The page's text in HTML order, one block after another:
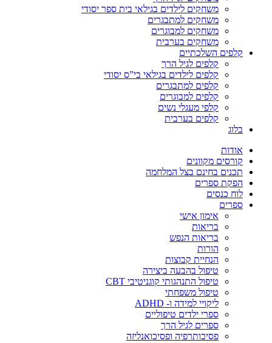
משחקים לילדים בגילאי בית ספר יסודי
משחקים למתבגרים
משחקים למבוגרים
משחקים בערבית
קלפים השלכתיים
קלפים לגיל הרך
קלפים לילדים בגילאי בי”ס יסודי
קלפים למתבגרים
קלפים למבוגרים
קלפי מעגלי נשים
קלפים בערבית
בלוג
אודות
קורסים מקוונים
תכנים בחינם בצל המלחמה
הפקת ספרים
לוח כנסים
ספרים
אימון אישי
בריאות
בריאות הנפש
הורות
הנחיית קבוצות
טיפול בהבעה ביצירה
טיפול התנהגותי קוגניטיבי CBT
טיפול משפחתי
ליקויי למידה ו- ADHD
ספרי ילדים טיפוליים
ספרים לגיל הרך
פסיכותרפיה ופסיכואנליזה